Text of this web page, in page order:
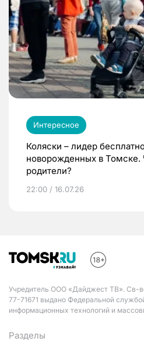
Интересное
Коляски – лидер
новорожденных в Томске.
родители?
22:00 / 16.07.26
Учредитель ООО «Дайджест ТВ».
77-71671 выдано Федеральной
информационных технологий и
Разделы